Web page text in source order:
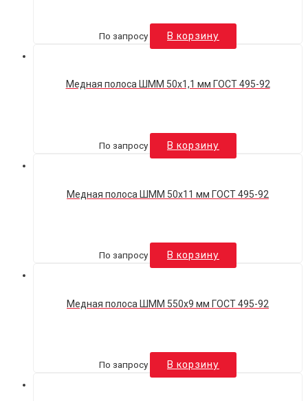
По запросу В корзину
Медная полоса ШММ 50х1,1 мм ГОСТ 495-92
По запросу В корзину
Медная полоса ШММ 50х11 мм ГОСТ 495-92
По запросу В корзину
Медная полоса ШММ 550х9 мм ГОСТ 495-92
По запросу В корзину